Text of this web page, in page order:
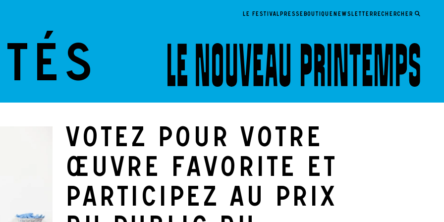
LE FESTIVALPRESSEBOUTIQUENEWSLETTERRechercher
Votez pour votre
œuvre favorite et
participez au Prix